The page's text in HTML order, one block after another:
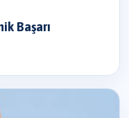
Başarı